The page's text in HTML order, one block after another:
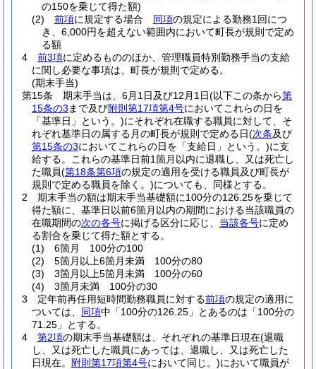
の150を乗じて得た額)
(2)
前項に規定する場合 同項の規定による勤務1回につ
き、6,000円を超えない範囲内において町長が規則で定め
る額
4
前3項に定めるもののほか、管理職員特別勤務手当の支給
に関し必要な事項は、町長が規則で定める。
(期末手当)
第15条
期末手当は、6月1日及び12月1日(以下この条から第
15条の3 まで及び附則第17項第4号においてこれらの日を
「基準日」という。)にそれぞれ在職する職員に対して、そ
れぞれ基準日の属する月の町長が規則で定める日(次条及び
第15条の3においてこれらの日を「支給日」という。)に支
給する。
これらの基準日前1箇月以内に退職し、又は死亡し
た職員(第18条第6項の規定の適用を受ける職員及び町長が
規則で定める職員を除く。)についても、同様とする。
2
期末手当の額は期末手当基礎額に100分の126.25を乗じて
得た額に、基準日以前6箇月以内の期間における当該職員の
在職期間の次の各号に掲げる区分に応じ、 当該各号に定め
る割合を乗じて得た額とする。
(1)
6箇月 100分の100
(2)
5箇月以上6箇月未満 100分の80
(3)
3箇月以上5箇月未満 100分の60
(4)
3箇月未満 100分の30
3
定年前再任用短時間勤務職員に対する前項の規定の適用に
ついては、 同項中「100分の126.25」とあるのは「100分の
71.25」とする。
4
第2項の期末手当基礎額は、それぞれの基準日現在(退職
し、又は死亡した職員にあっては、退職し、又は死亡した
日現在。
附則第17項第4号において同じ。)において職員が